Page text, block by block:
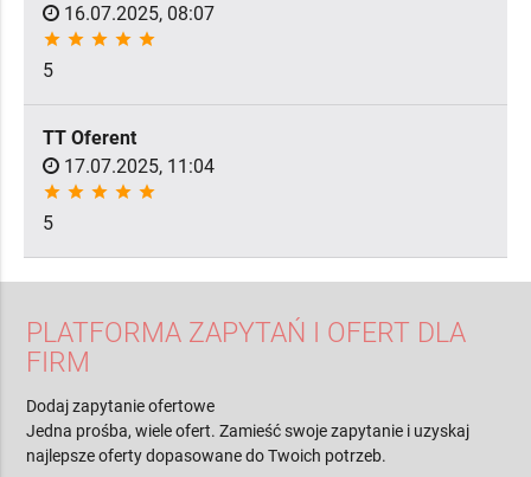
16.07.2025, 08:07
star star star star star
5
TT Oferent
17.07.2025, 11:04
star star star star star
5
PLATFORMA ZAPYTAŃ I OFERT DLA
FIRM
Dodaj zapytanie ofertowe
Jedna prośba, wiele ofert. Zamieść swoje zapytanie i uzyskaj
najlepsze oferty dopasowane do Twoich potrzeb.